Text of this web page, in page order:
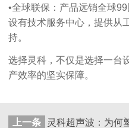
•全球联保： 产品远销全球99
设有技术服务中心，提供从
持。
选择灵科，不仅是选择一台
产效率的坚实保障。
上一条